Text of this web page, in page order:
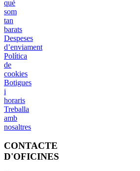
què
som
tan
barats
Despeses
d’enviament
Política
de
cookies
Botigues
i
horaris
Treballa
amb
nosaltres
CONTACTE
D'OFICINES